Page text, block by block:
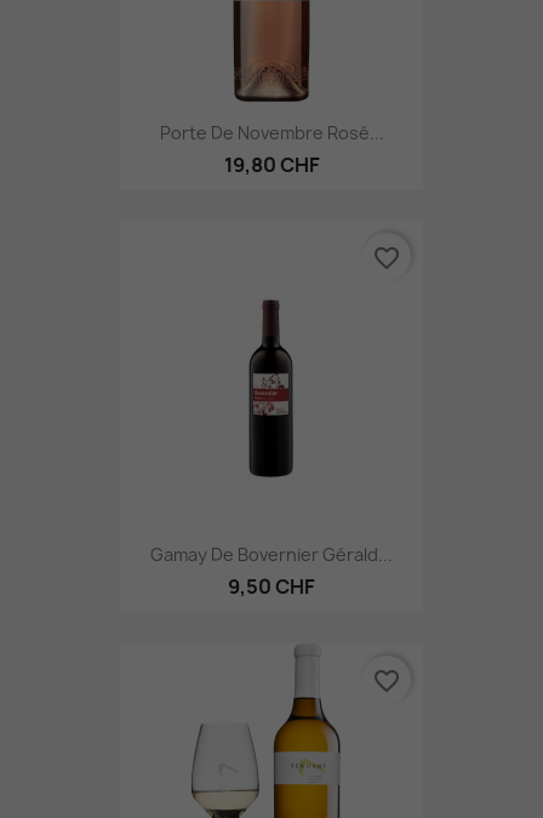
Porte De Novembre Rosé...
19,80 CHF
Gamay De Bovernier Gérald...
9,50 CHF
favorite_border
favorite_border